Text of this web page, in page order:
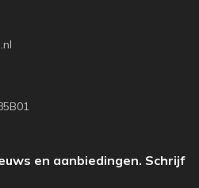
en aanbiedingen. Schrijf